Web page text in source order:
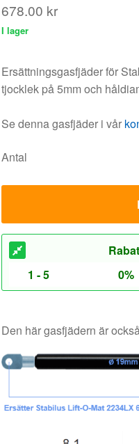
678.00 kr
I lager
Ersättningsgasfjäder för
tjocklek på 5mm och
Se denna gasfjäder i vår
Antal
1 - 5
0%
Den här gasfjädern är